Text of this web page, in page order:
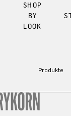
SHOP
BY
LOOK
Produkte